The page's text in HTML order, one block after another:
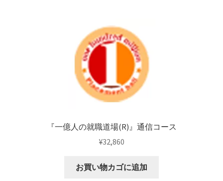
『一億人の就職道場(R)』通信コース
¥32,860
お買い物カゴに追加